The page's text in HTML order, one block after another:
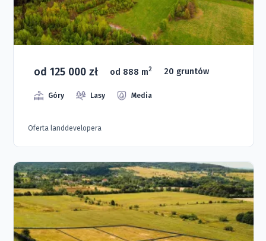
od 125 000 zł od 888 m2 20 gruntów
Góry Lasy Media
Oferta landdevelopera